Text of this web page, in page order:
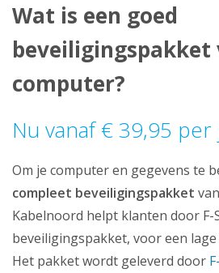
Nieuws
Producten
Klantenservice
Mijn Kabelnoord
Zakelijk
Mijn webmail
Wat is een goed
beveiligingspakket
computer?
Nu vanaf € 39,95 per
Om je computer en gegevens te
compleet beveiligingspakket
Kabelnoord helpt klanten door F-
beveiligingspakket, voor een
Het pakket wordt geleverd door